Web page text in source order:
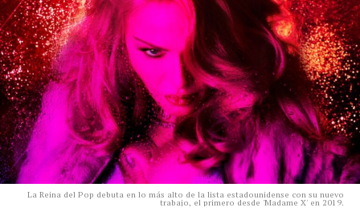
La Reina del Pop debuta en lo más alto de la lista estadounidense con su nuevo
trabajo, el primero desde 'Madame X' en 2019.